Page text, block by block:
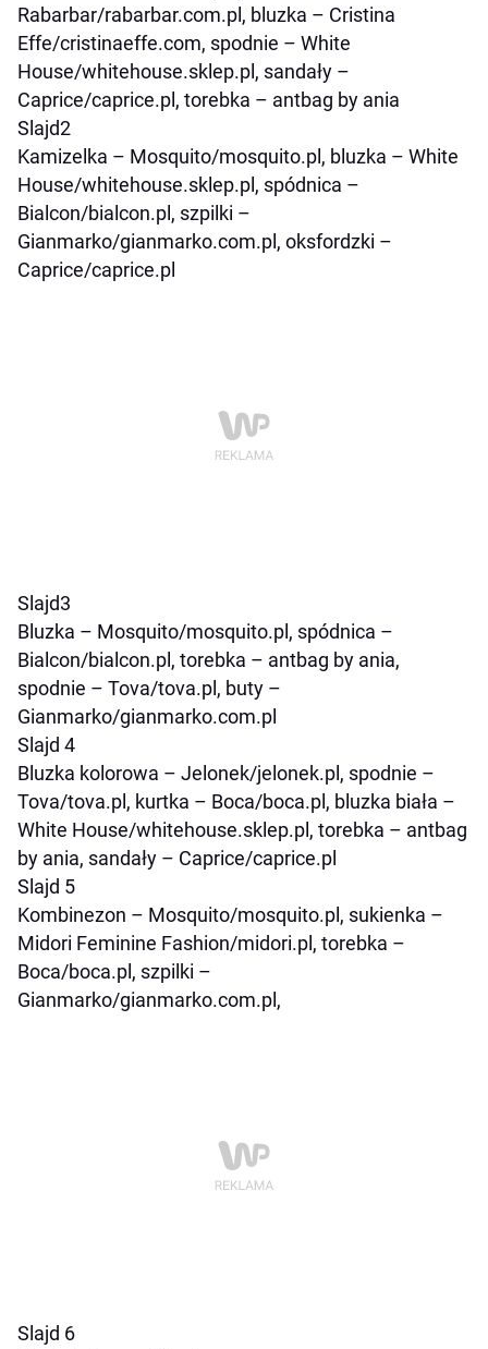
Rabarbar/rabarbar.com.pl, bluzka – Cristina
Effe/cristinaeffe.com, spodnie – White
House/whitehouse.sklep.pl, sandały –
Caprice/caprice.pl, torebka – antbag by ania
Slajd2
Kamizelka – Mosquito/mosquito.pl, bluzka – White
House/whitehouse.sklep.pl, spódnica –
Bialcon/bialcon.pl, szpilki –
Gianmarko/gianmarko.com.pl, oksfordzki –
Caprice/caprice.pl
Slajd3
Bluzka – Mosquito/mosquito.pl, spódnica –
Bialcon/bialcon.pl, torebka – antbag by ania,
spodnie – Tova/tova.pl, buty –
Gianmarko/gianmarko.com.pl
Slajd 4
Bluzka kolorowa – Jelonek/jelonek.pl, spodnie –
Tova/tova.pl, kurtka – Boca/boca.pl, bluzka biała –
White House/whitehouse.sklep.pl, torebka – antbag
by ania, sandały – Caprice/caprice.pl
Slajd 5
Kombinezon – Mosquito/mosquito.pl, sukienka –
Midori Feminine Fashion/midori.pl, torebka –
Boca/boca.pl, szpilki –
Gianmarko/gianmarko.com.pl,
Slajd 6